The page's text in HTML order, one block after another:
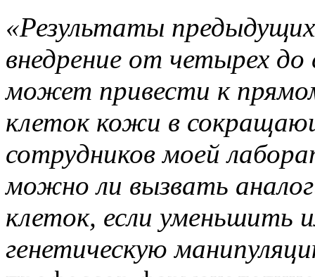
«Результаты
внедрение от четырех
может привести к
клеток кожи в
сотрудников моей
можно ли вызвать
клеток, если уменьшить
генетическую